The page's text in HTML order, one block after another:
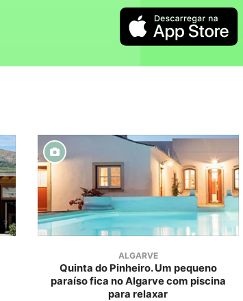
ALGARVE
Quinta do Pinheiro. Um pequeno
paraíso fica no Algarve com piscina
para relaxar